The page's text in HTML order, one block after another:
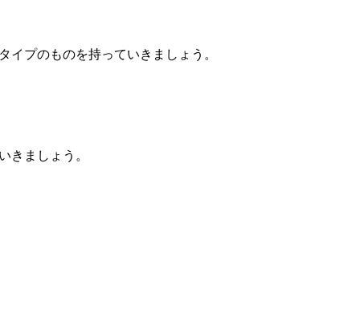
プのものを持っていきましょう。
きましょう。